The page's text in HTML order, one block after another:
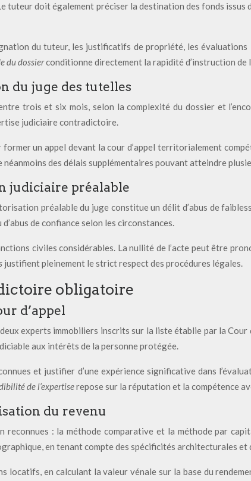
tuteur doit également préciser la destination des fonds
du tuteur, les justificatifs de propriété, les
du dossierconditionne directement la rapidité d’instruction de
du juge des tutelles
trois et six mois, selon la complexité du dossier et
judiciaire contradictoire.
un appel devant la cour d’appel territorialement
néanmoins des délais supplémentaires pouvant atteindre
judiciaire préalable
préalable du juge constitue un délit d’abus de
de confiance selon les circonstances.
civiles considérables. La nullité de l’acte peut être
justifient pleinement le strict respect des procédures légales.
obligatoire
d’appel
experts immobiliers inscrits sur la liste établie par la
aux intérêts de la personne protégée.
et justifier d’une expérience significative dans
de l’expertiserepose sur la réputation et la compétence
du revenu
reconnues : la méthode comparative et la méthode par
en tenant compte des spécificités architecturales et
locatifs, en calculant la valeur vénale sur la base du